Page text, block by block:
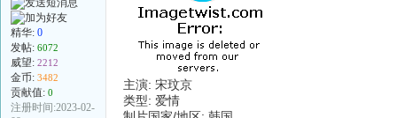
精华: 0
发帖: 6072
威望: 2212
金币: 3482
贡献值: 0
注册时间:2023-02-
主演: 宋玟京
类型: 爱情